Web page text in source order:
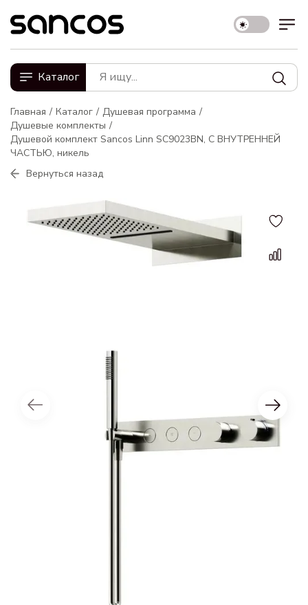
Каталог
Главная Каталог
Душевая программа
Душевые комплекты
Душевой комплект Sancos Linn SC9023BN, С ВНУТРЕННЕЙ
ЧАСТЬЮ, никель
Вернуться назад